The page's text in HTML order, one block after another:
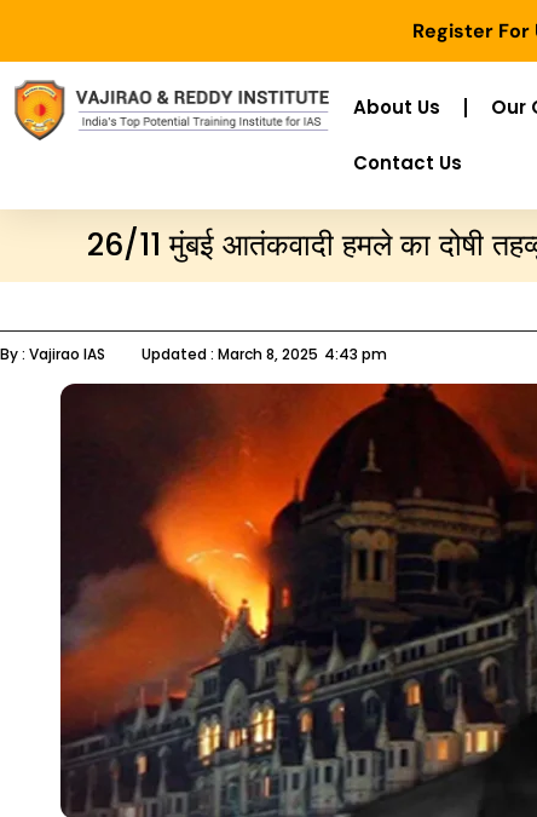
Register For
About Us Our
Contact Us
26/11 मुंबई आतंकवादी हमले का दोषी
By : Vajirao IAS Updated : March 8, 2025 4:43 pm